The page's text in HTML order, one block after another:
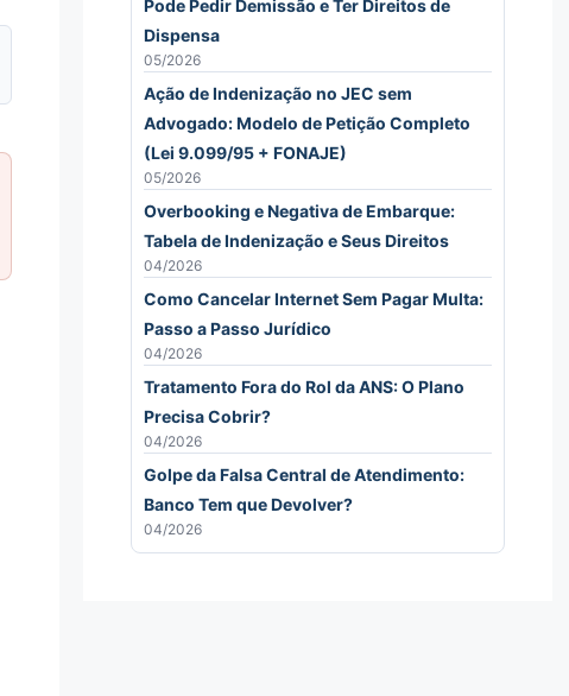
Pode Pedir Demissão e Ter Direitos de
Dispensa
05/2026
Ação de Indenização no JEC sem
Advogado: Modelo de Petição Completo
(Lei 9.099/95 + FONAJE)
05/2026
Overbooking e Negativa de Embarque:
Tabela de Indenização e Seus Direitos
04/2026
Como Cancelar Internet Sem Pagar Multa:
Passo a Passo Jurídico
04/2026
Tratamento Fora do Rol da ANS: O Plano
Precisa Cobrir?
04/2026
Golpe da Falsa Central de Atendimento:
Banco Tem que Devolver?
04/2026